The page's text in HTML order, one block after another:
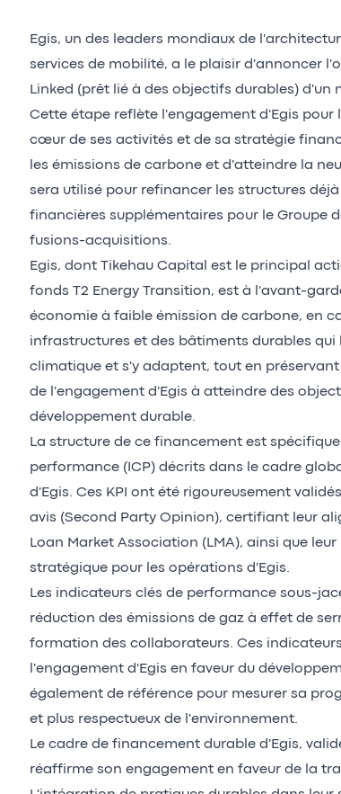
Egis, un des leaders mondiaux de
services de mobilité, a le plaisir d'annoncer
Linked (prêt lié à des objectifs durables) d'un
Cette étape reflète l'engagement d'Egis pour
cœur de ses activités et de sa stratégie
les émissions de carbone et d'atteindre la
sera utilisé pour refinancer les structures
financières supplémentaires pour le Groupe
fusions-acquisitions.
Egis, dont Tikehau Capital est le principal
fonds T2 Energy Transition, est à l'avant-
économie à faible émission de carbone, en
infrastructures et des bâtiments durables
climatique et s'y adaptent, tout en
de l'engagement d'Egis à atteindre des
développement durable.
La structure de ce financement est
performance (ICP) décrits dans le cadre
d'Egis. Ces KPI ont été rigoureusement
avis (Second Party Opinion), certifiant leur
Loan Market Association (LMA), ainsi que
stratégique pour les opérations d'Egis.
Les indicateurs clés de performance sous-
réduction des émissions de gaz à effet de
formation des collaborateurs. Ces
l'engagement d'Egis en faveur du
également de référence pour mesurer sa
et plus respectueux de l'environnement.
Le cadre de financement durable d'Egis,
réaffirme son engagement en faveur de la